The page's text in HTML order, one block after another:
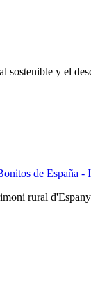
sostenible y el
de España -
rural